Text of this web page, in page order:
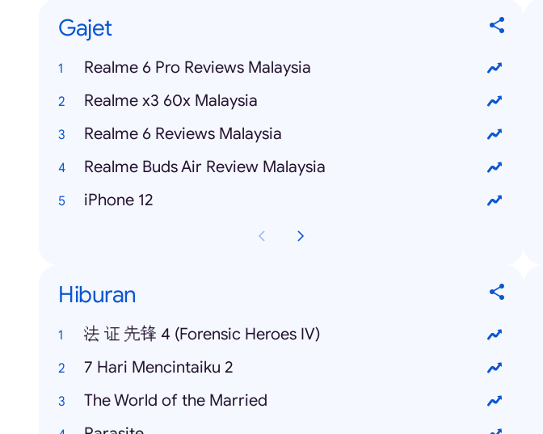
Gajet
Realme 6 Pro Reviews Malaysia
Realme x3 60x Malaysia
Realme 6 Reviews Malaysia
Realme Buds Air Review Malaysia
iPhone 12
Hiburan
法 证 先锋 4 (Forensic Heroes IV)
7 Hari Mencintaiku 2
The World of the Married